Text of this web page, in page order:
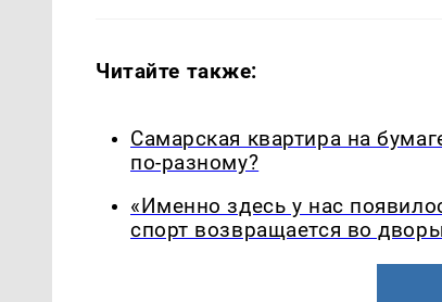
Читайте также:
Самарская квартира на
по-разному?
«Именно здесь у нас
спорт возвращается во